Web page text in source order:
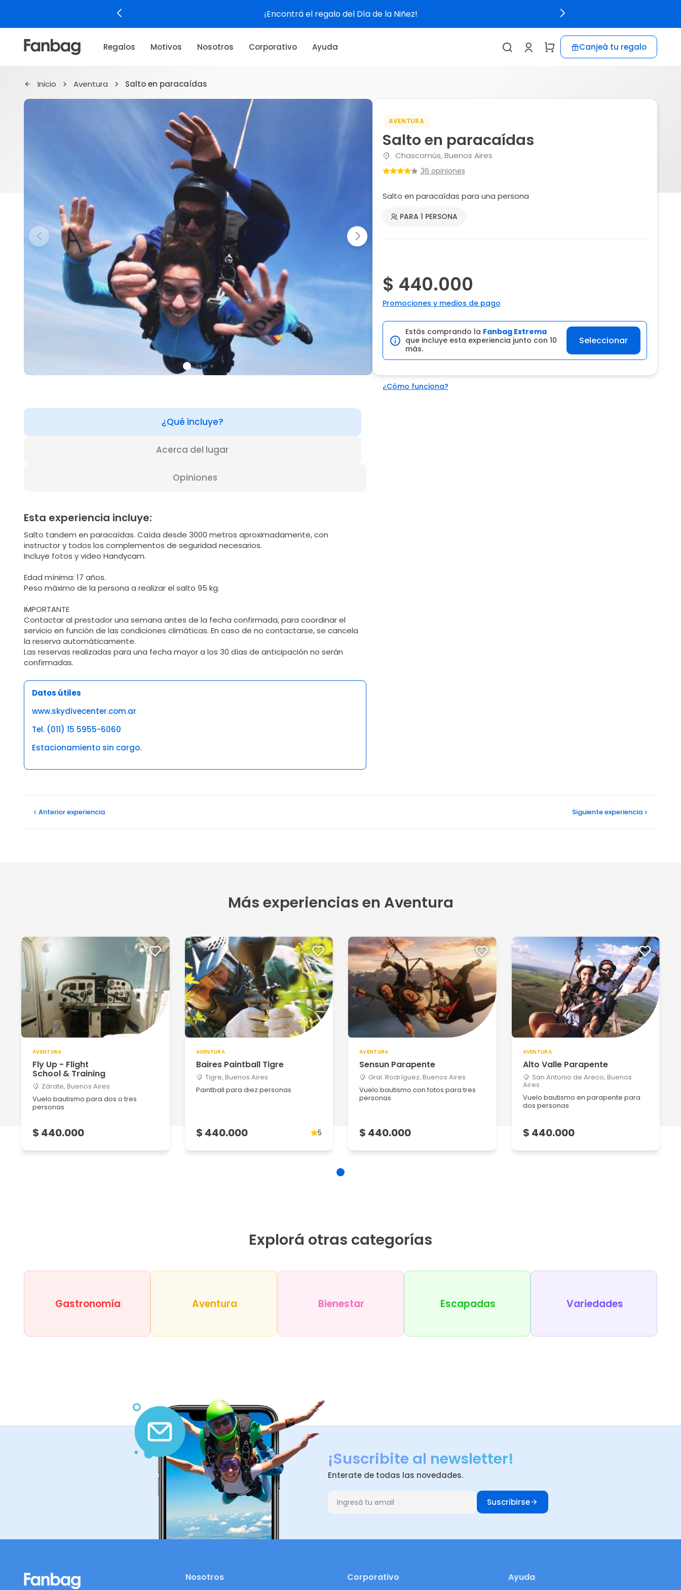
¡Encontrá el regalo del Día de la Niñez!
Regalos Motivos Nosotros Corporativo Ayuda Canjeá tu regalo
Inicio Aventura Salto en paracaídas
AVENTURA
Salto en paracaídas
Chascomús, Buenos Aires
36 opiniones
Salto en paracaídas para una persona
PARA 1 PERSONA
$ 440.000
Promociones y medios de pago
Estás comprando la Fanbag Extrema
que incluye esta experiencia junto con 10
más.
Seleccionar
¿Cómo funciona?
¿Qué incluye?
Acerca del lugar
Opiniones
Esta experiencia incluye:
Salto tandem en paracaídas. Caída desde 3000 metros aproximadamente, con
instructor y todos los complementos de seguridad necesarios.
Incluye fotos y video Handycam.
Edad mínima: 17 años.
Peso máximo de la persona a realizar el salto 95 kg.
IMPORTANTE
Contactar al prestador una semana antes de la fecha confirmada, para coordinar el
servicio en función de las condiciones climáticas. En caso de no contactarse, se cancela
la reserva automáticamente.
Las reservas realizadas para una fecha mayor a los 30 días de anticipación no serán
confirmadas.
Datos útiles
www.skydivecenter.com.ar
Tel. (011) 15 5955-6060
Estacionamiento sin cargo.
Fue una excelente experiencia, lo volveria, lo recomiendo!
11/02/2024
Hola, aún no lo he concretado, debido al mal tiempo. Estamo...
Ver más
Fabian R
29/11/2023
5
Muy bueno
Damian M
13/11/2023
5
Excelente experiencia 100% recomendable
22/08/2023
Una experiencia hermosa!! La gente de skydive es increíble...
Anteriorexperiencia Siguienteexperiencia
Más experiencias en Aventura
AVENTURA
Fly Up - Flight
School & Training
Zárate, Buenos Aires
Vuelo bautismo para dos o tres
personas
$ 440.000
AVENTURA
Baires Paintball Tigre
Tigre, Buenos Aires
Paintball para diez personas
$ 440.000 5
AVENTURA
Sensun Parapente
Gral. Rodríguez, Buenos Aires
Vuelo bautismo con fotos para tres
personas
$ 440.000
AVENTURA
Alto Valle Parapente
San Antonio de Areco, Buenos
Aires
Vuelo bautismo en parapente para
dos personas
$ 440.000
Explorá otras categorías
Gastronomía Aventura Bienestar Escapadas Variedades
¡Suscribite al newsletter!
Enterate de todas las novedades.
Suscribirse
Nosotros Corporativo Ayuda